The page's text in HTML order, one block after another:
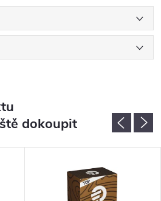
dokoupit